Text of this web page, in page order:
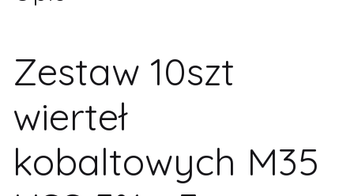
Zestaw 10szt
wierteł
kobaltowych M35